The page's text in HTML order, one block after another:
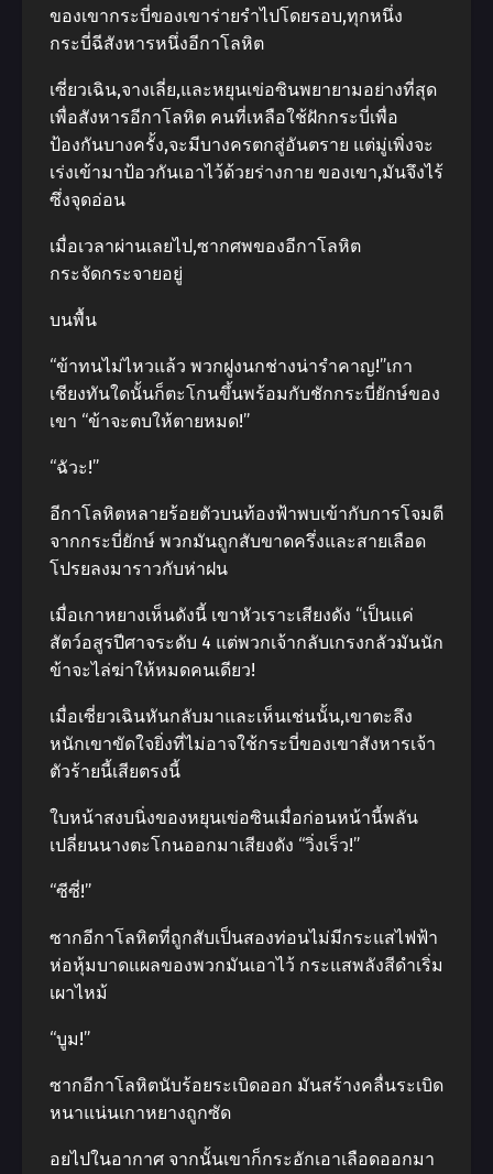
ของเขากระบี่ของเขาร่ายรําไปโดยรอบ,ทุกหนึ่ง
กระบี่ฉีสังหารหนึ่งอีกาโลหิต
เซี่ยวเฉิน,จางเลี่ย,และหยุนเข่อซินพยายามอย่างที่สุด
เพื่อสังหารอีกาโลหิต คนที่เหลือใช้ฝักกระบี่เพื่อ
ป้องกันบางครั้ง,จะมีบางครตกสู่อันตราย แต่มู่เพิ่งจะ
เร่งเข้ามาป้อวกันเอาไว้ด้วยร่างกาย ของเขา,มันจึงไร้
ซึ่งจุดอ่อน
เมื่อเวลาผ่านเลยไป,ซากศพของอีกาโลหิต
กระจัดกระจายอยู่
บนพื้น
“ข้าทนไม่ไหวแล้ว พวกฝูงนกช่างน่ารําคาญ!”เกา
เชียงทันใดนั้นก็ตะโกนขึ้นพร้อมกับชักกระบี่ยักษ์ของ
เขา “ข้าจะตบให้ตายหมด!”
“ฉัวะ!”
อีกาโลหิตหลายร้อยตัวบนท้องฟ้าพบเข้ากับการโจมตี
จากกระบี่ยักษ์ พวกมันถูกสับขาดครึ่งและสายเลือด
โปรยลงมาราวกับห่าฝน
เมื่อเกาหยางเห็นดังนี้ เขาหัวเราะเสียงดัง “เป็นแค่
สัตว์อสูรปีศาจระดับ 4 แต่พวกเจ้ากลับเกรงกลัวมันนัก
ข้าจะไล่ฆ่าให้หมดคนเดียว!
เมื่อเซี่ยวเฉินหันกลับมาและเห็นเช่นนั้น,เขาตะลึง
หนักเขาขัดใจยิ่งที่ไม่อาจใช้กระบี่ของเขาสังหารเจ้า
ตัวร้ายนี้เสียตรงนี้
ใบหน้าสงบนิ่งของหยุนเข่อซินเมื่อก่อนหน้านี้พลัน
เปลี่ยนนางตะโกนออกมาเสียงดัง “วิ่งเร็ว!”
“ซีซี่!”
ซากอีกาโลหิตที่ถูกสับเป็นสองท่อนไม่มีกระแสไฟฟ้า
ห่อหุ้มบาดแผลของพวกมันเอาไว้ กระแสพลังสีดําเริ่ม
เผาไหม้
“บูม!”
ซากอีกาโลหิตนับร้อยระเบิดออก มันสร้างคลื่นระเบิด
หนาแน่นเกาหยางถูกซัด
อยไปในอากาศ จากนั้นเขาก็กระอักเอาเลือดออกมา